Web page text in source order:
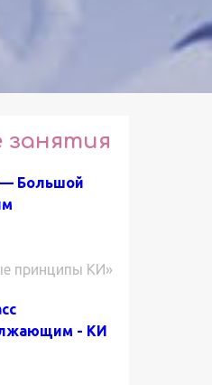
занятия
Большой
принципы КИ»
- КИ